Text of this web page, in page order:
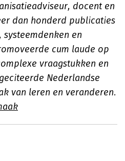
docent en
dan honderd publicaties
en
cum laude op
vraagstukken en
Nederlandse
van leren en veranderen.